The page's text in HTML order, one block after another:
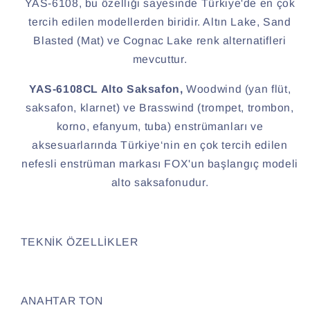
YAS-6108, bu özelliği sayesinde Türkiye'de en çok
tercih edilen modellerden biridir. Altın Lake, Sand
Blasted (Mat) ve Cognac Lake renk alternatifleri
mevcuttur.
YAS-6108CL Alto Saksafon, Woodwind (yan flüt,
saksafon, klarnet) ve Brasswind (trompet, trombon,
korno, efanyum, tuba) enstrümanları ve
aksesuarlarında Türkiye‘nin en çok tercih edilen
nefesli enstrüman markası FOX'un başlangıç modeli
alto saksafonudur.
TEKNİK ÖZELLİKLER
ANAHTAR TON